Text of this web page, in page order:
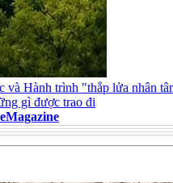
và Hành trình "thắp lửa nhân
gì được trao đi
eMagazine